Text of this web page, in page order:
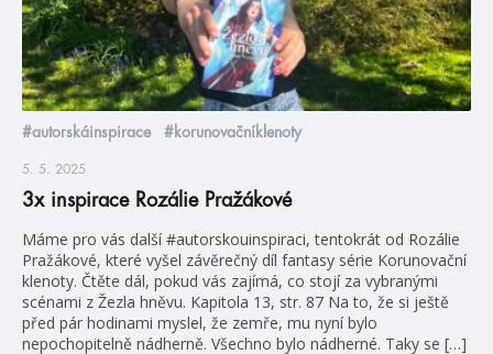
#autorskáinspirace #korunovačníklenoty
5. 5. 2025
3x inspirace Rozálie Pražákové
Máme pro vás další #autorskouinspiraci, tentokrát od Rozálie
Pražákové, které vyšel závěrečný díl fantasy série Korunovační
klenoty. Čtěte dál, pokud vás zajímá, co stojí za vybranými
scénami z Žezla hněvu. Kapitola 13, str. 87 Na to, že si ještě
před pár hodinami myslel, že zemře, mu nyní bylo
nepochopitelně nádherně. Všechno bylo nádherné. Taky se […]